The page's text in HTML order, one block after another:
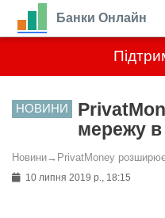
Банки Онлайн
НОВИНИ
мережу в
Новини→ PrivatMoney
10 липня 2019 р., 18:15